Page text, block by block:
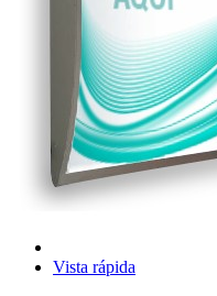
Vista rápida